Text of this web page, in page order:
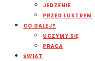
JEDZENIE
PRZED LUSTREM
CO DALEJ?
UCZYMY SIĘ
PRACA
ŚWIAT